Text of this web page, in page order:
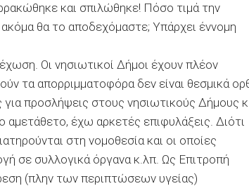
και σπιλώθηκε! Πόσο τιμά την
θα το αποδεχόμαστε; Υπάρχει έννομη
Οι νησιωτικοί Δήμοι έχουν πλέον
τα απορριμματοφόρα δεν είναι θεσμικά
προσλήψεις στους νησιωτικούς Δήμους
αμετάθετο, έχω αρκετές επιφυλάξεις. Διότι
στη νομοθεσία και οι οποίες
σε συλλογικά όργανα κ.λπ. Ως Επιτροπή
(πλην των περιπτώσεων υγείας)